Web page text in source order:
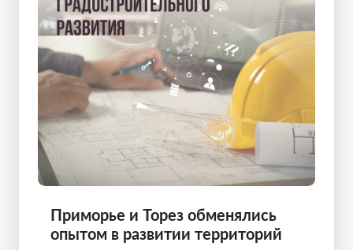
Приморье и Торез обменялись
опытом в развитии территорий